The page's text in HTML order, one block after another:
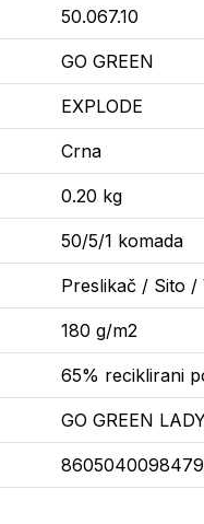
50.067.10
GO GREEN
EXPLODE
Crna
0.20 kg
50/5/1 komada
Preslikač / Sito /
180 g/m2
65% reciklirani
GO GREEN
8605040098479